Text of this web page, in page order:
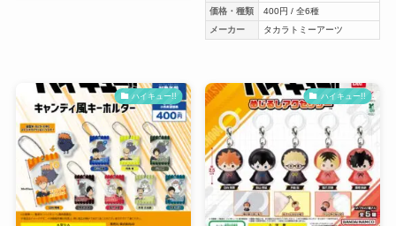
価格・種類
400円 / 全6種
メーカー
タカラトミーアーツ
ハイキュー!! ハイキュー!!